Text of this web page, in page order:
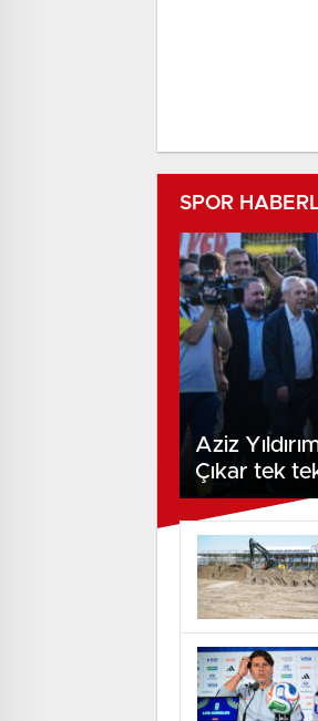
SPOR
Aziz
Çıkar tek